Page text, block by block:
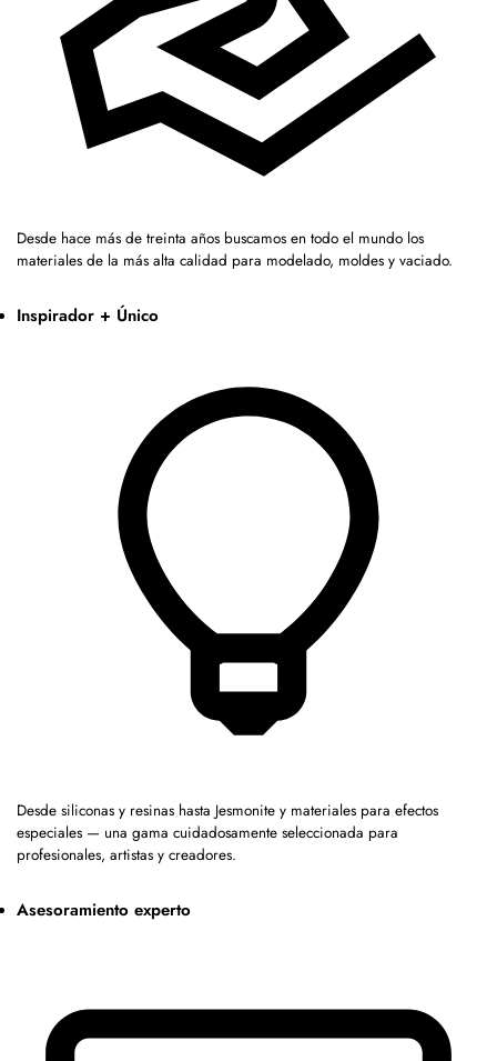
Desde hace más de treinta años buscamos en todo el mundo los
materiales de la más alta calidad para modelado, moldes y vaciado.
Inspirador + Único
Desde siliconas y resinas hasta Jesmonite y materiales para efectos
especiales — una gama cuidadosamente seleccionada para
profesionales, artistas y creadores.
Asesoramiento experto